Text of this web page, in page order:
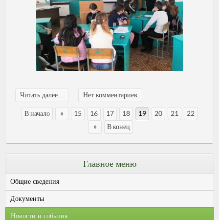
Читать далее... Нет комментариев
В начало « 15 16 17 18 19 20 21 22
» В конец
Главное меню
Общие сведения
Документы
Новости и события